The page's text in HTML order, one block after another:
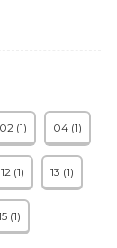
02 (1) 04 (1)
12 (1) 13 (1)
(1)